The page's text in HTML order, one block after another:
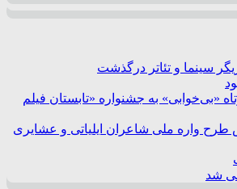
سینما و تئاتر درگذشت
«بی‌خوابی» به جشنواره «تابستان فیلم
طرح واره ملی شاعران ایلیاتی و عشایری
شد